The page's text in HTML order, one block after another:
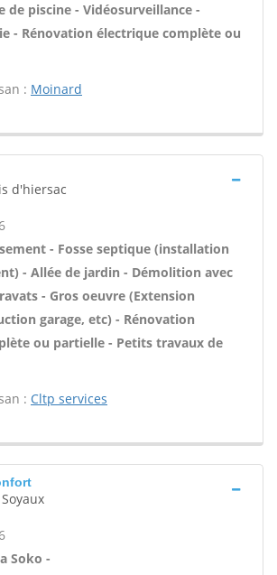
de piscine - Vidéosurveillance -
- Rénovation électrique complète ou
: Moinard
d'hiersac
- Fosse septique (installation
- Allée de jardin - Démolition avec
- Gros oeuvre (Extension
garage, etc) - Rénovation
ou partielle - Petits travaux de
: Cltp services
Soko -